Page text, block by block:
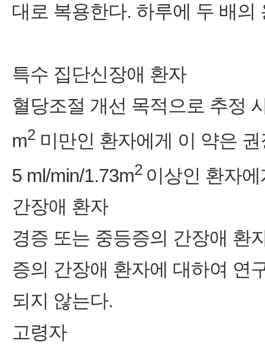
대로 복용한다. 하루에 두 배
특수 집단신장애 환자
혈당조절 개선 목적으로 추정
m2미만인 환자에게 이 약은
5 ml/min/1.73m2 이상인 환자
간장애 환자
경증 또는 중등증의 간장애 환
증의 간장애 환자에 대하여 연
되지 않는다.
고령자